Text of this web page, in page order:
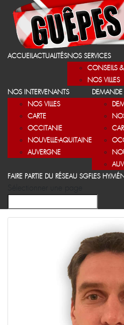
ACCUEILACTUALITÉSNOS SERVICES
CONSEILS
NOS VILLES
NOS INTERVENANTS
NOS VILLES
CARTE
OCCITANIE
NOUVELLE-AQUITAINE
AUVERGNE
DEMANDE
FAIRE PARTIE DU RÉSEAU SGFLES